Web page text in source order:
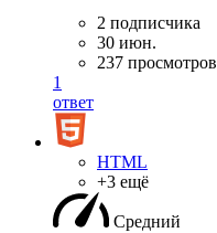
2 подписчика
30 июн.
237 просмотров
1
ответ
HTML
+3 ещё
Средний